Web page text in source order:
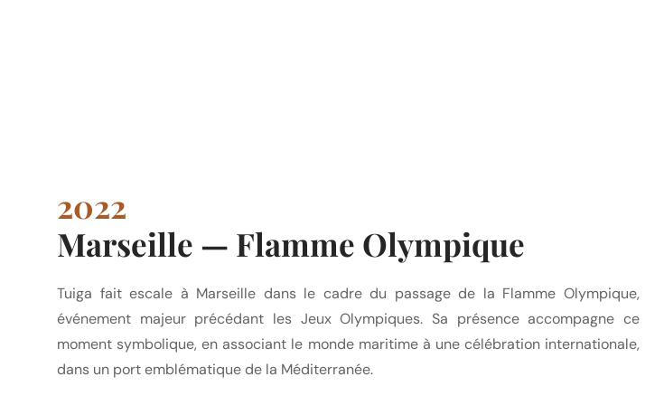
2022
Marseille — Flamme Olympique
Tuiga fait escale à Marseille dans le cadre du passage de la Flamme Olympique,
événement majeur précédant les Jeux Olympiques. Sa présence accompagne ce
moment symbolique, en associant le monde maritime à une célébration internationale,
dans un port emblématique de la Méditerranée.